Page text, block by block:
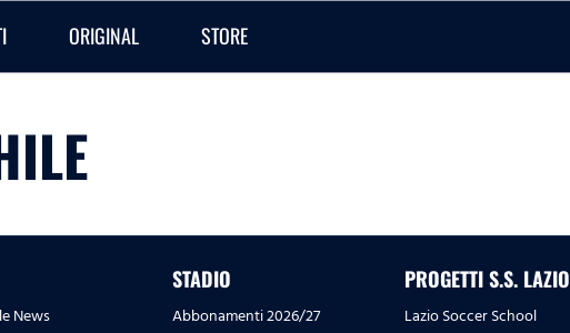
ORIGINAL STORE
News
STADIO
Abbonamenti 2026/27
PROGETTI S.S. LAZIO
Lazio Soccer School